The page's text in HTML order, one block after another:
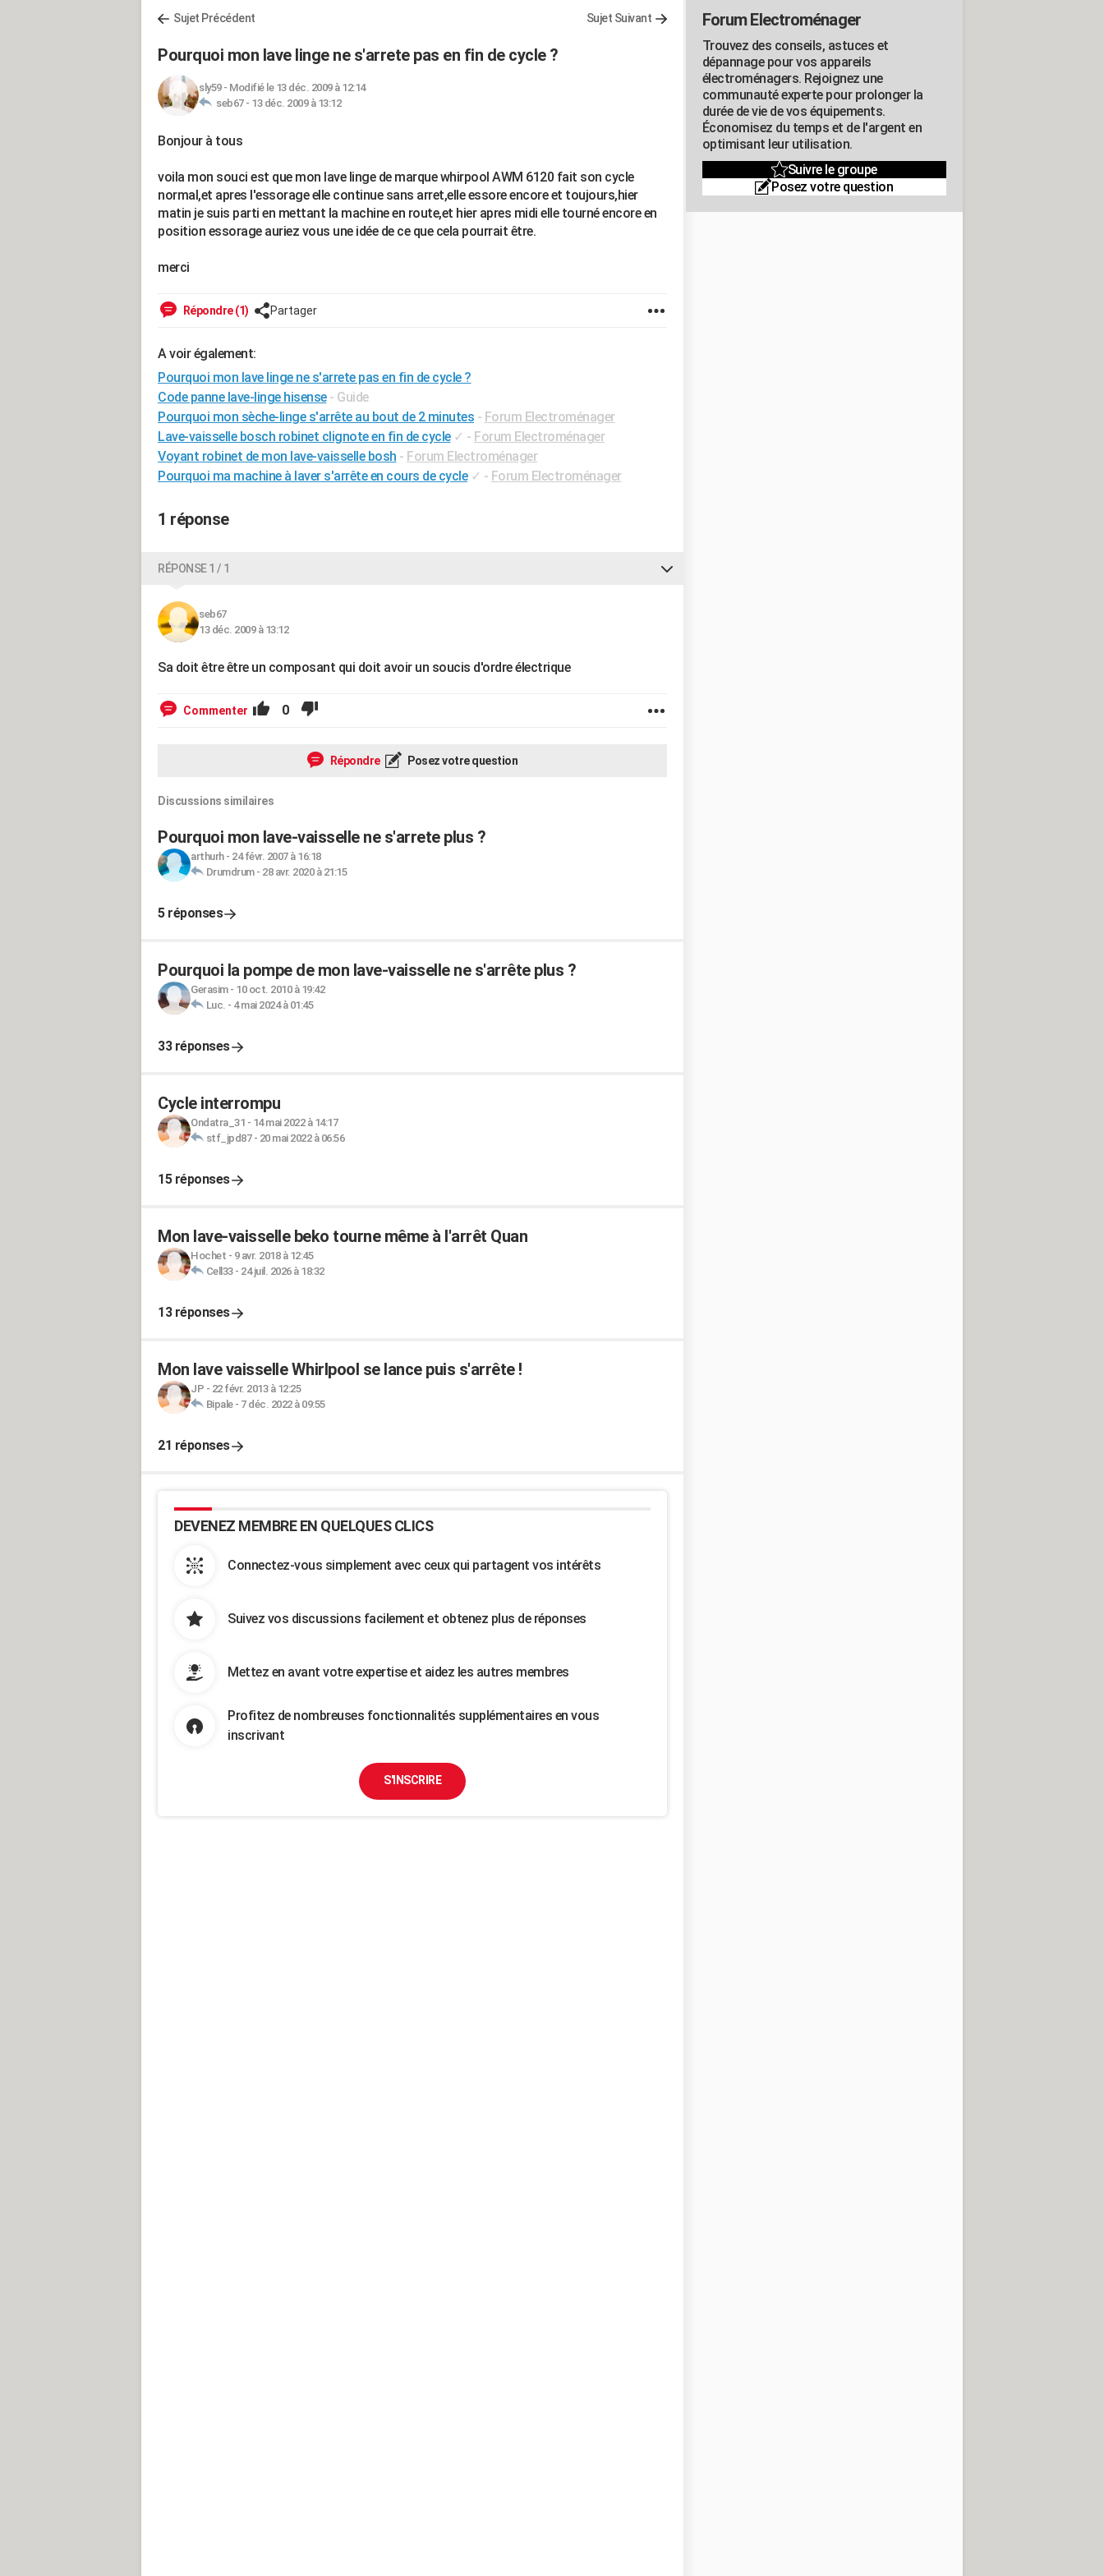
Sujet Précédent Sujet Suivant
Pourquoi mon lave linge ne s'arrete pas en fin de cycle ?
sly59- Modifié le 13 déc. 2009 à 12:14
seb67 - 13 déc. 2009 à 13:12
Bonjour à tous
voila mon souci est que mon lave linge de marque whirpool AWM 6120 fait son cycle
normal,et apres l'essorage elle continue sans arret,elle essore encore et toujours,hier
matin je suis parti en mettant la machine en route,et hier apres midi elle tourné encore en
position essorage auriez vous une idée de ce que cela pourrait être.
merci
Répondre (1) Partager
A voir également:
Pourquoi mon lave linge ne s'arrete pas en fin de cycle ?
Code panne lave-linge hisense - Guide
Pourquoi mon sèche-linge s'arrête au bout de 2 minutes - Forum Electroménager
Lave-vaisselle bosch robinet clignote en fin de cycle ✓ - Forum Electroménager
Voyant robinet de mon lave-vaisselle bosh - Forum Electroménager
Pourquoi ma machine à laver s'arrête en cours de cycle ✓ - Forum Electroménager
1 réponse
RÉPONSE 1 / 1
seb67
13 déc. 2009 à 13:12
Sa doit être être un composant qui doit avoir un soucis d'ordre électrique
Commenter 0
Répondre Posez votre question
Discussions similaires
Pourquoi mon lave-vaisselle ne s'arrete plus ?
arthurh- 24 févr. 2007 à 16:18
Drumdrum- 28 avr. 2020 à 21:15
5 réponses
Pourquoi la pompe de mon lave-vaisselle ne s'arrête plus ?
Gerasim- 10 oct. 2010 à 19:42
Luc. - 4 mai 2024 à 01:45
33 réponses
Cycle interrompu
Ondatra_31 - 14 mai 2022 à 14:17
stf_jpd87- 20 mai 2022 à 06:56
15 réponses
Mon lave-vaisselle beko tourne même à l'arrêt Quan
Hochet - 9 avr. 2018 à 12:45
Cell33- 24 juil. 2026 à 18:32
13 réponses
Mon lave vaisselle Whirlpool se lance puis s'arrête !
JP - 22 févr. 2013 à 12:25
Bipale- 7 déc. 2022 à 09:55
21 réponses
DEVENEZ MEMBRE EN QUELQUES CLICS
Connectez-vous simplement avec ceux qui partagent vos intérêts
Suivez vos discussions facilement et obtenez plus de réponses
Mettez en avant votre expertise et aidez les autres membres
Profitez de nombreuses fonctionnalités supplémentaires en vous
inscrivant
S'INSCRIRE
Forum Electroménager
Trouvez des conseils, astuces et
dépannage pour vos appareils
électroménagers. Rejoignez une
communauté experte pour prolonger la
durée de vie de vos équipements.
Économisez du temps et de l'argent en
optimisant leur utilisation.
Suivre le groupe
Posez votre question